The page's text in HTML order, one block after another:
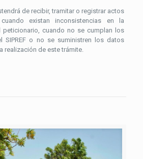
de recibir, tramitar o registrar actos
existan inconsistencias en la
peticionario, cuando no se cumplan los
SIPREF o no se suministren los datos
realización de este trámite.